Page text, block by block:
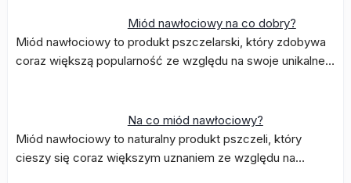
Miód nawłociowy na co dobry?
Miód nawłociowy to produkt pszczelarski, który zdobywa
coraz większą popularność ze względu na swoje unikalne…
Na co miód nawłociowy?
Miód nawłociowy to naturalny produkt pszczeli, który
cieszy się coraz większym uznaniem ze względu na…